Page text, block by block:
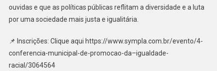
ouvidas e que as políticas públicas reflitam a diversidade e a luta
por uma sociedade mais justa e igualitária.
📌 Inscrições: Clique aqui https://www.sympla.com.br/evento/4-
conferencia-municipal-de-promocao-da–igualdade-
racial/3064564